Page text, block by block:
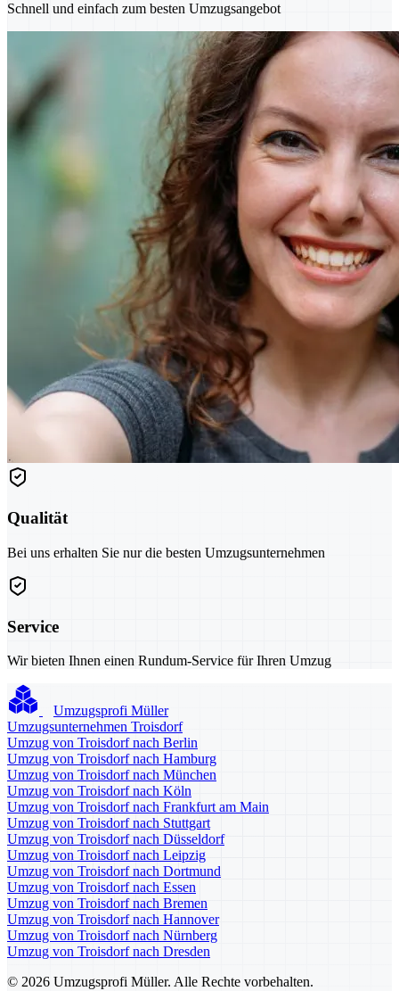
Schnell und einfach zum besten Umzugsangebot
Qualität
Bei uns erhalten Sie nur die besten Umzugsunternehmen
Service
Wir bieten Ihnen einen Rundum-Service für Ihren Umzug
Umzugsprofi Müller
Umzugsunternehmen Troisdorf
Umzug von Troisdorf nach Berlin
Umzug von Troisdorf nach Hamburg
Umzug von Troisdorf nach München
Umzug von Troisdorf nach Köln
Umzug von Troisdorf nach Frankfurt am Main
Umzug von Troisdorf nach Stuttgart
Umzug von Troisdorf nach Düsseldorf
Umzug von Troisdorf nach Leipzig
Umzug von Troisdorf nach Dortmund
Umzug von Troisdorf nach Essen
Umzug von Troisdorf nach Bremen
Umzug von Troisdorf nach Hannover
Umzug von Troisdorf nach Nürnberg
Umzug von Troisdorf nach Dresden
© 2026 Umzugsprofi Müller. Alle Rechte vorbehalten.